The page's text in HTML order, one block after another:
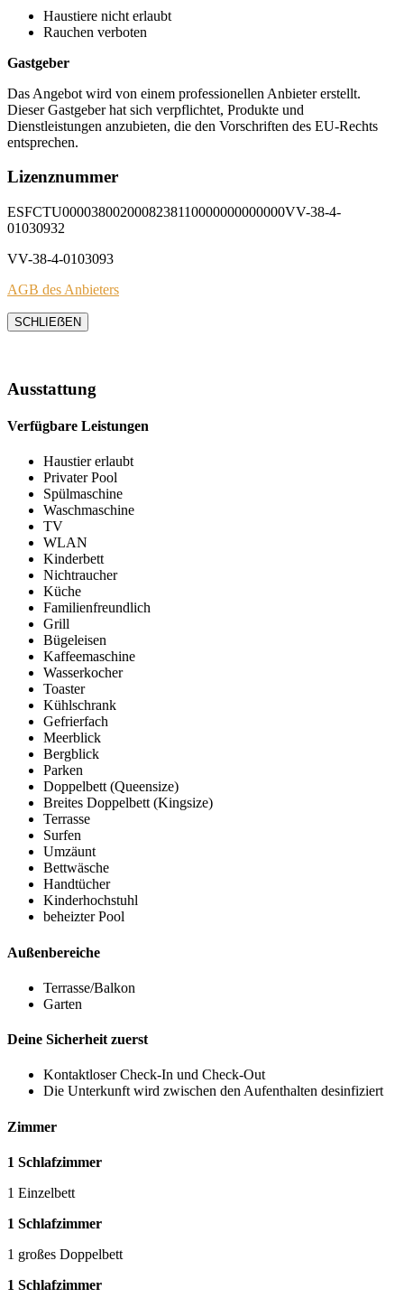
Haustiere nicht erlaubt
Rauchen verboten
Gastgeber
Das Angebot wird von einem professionellen Anbieter erstellt.
Dieser Gastgeber hat sich verpflichtet, Produkte und
Dienstleistungen anzubieten, die den Vorschriften des EU-Rechts
entsprechen.
Lizenznummer
ESFCTU0000380020008238110000000000000VV-38-4-
01030932
VV-38-4-0103093
AGB des Anbieters
SCHLIEẞEN
Ausstattung
Verfügbare Leistungen
Haustier erlaubt
Privater Pool
Spülmaschine
Waschmaschine
TV
WLAN
Kinderbett
Nichtraucher
Küche
Familienfreundlich
Grill
Bügeleisen
Kaffeemaschine
Wasserkocher
Toaster
Kühlschrank
Gefrierfach
Meerblick
Bergblick
Parken
Doppelbett (Queensize)
Breites Doppelbett (Kingsize)
Terrasse
Surfen
Umzäunt
Bettwäsche
Handtücher
Kinderhochstuhl
beheizter Pool
Außenbereiche
Terrasse/Balkon
Garten
Deine Sicherheit zuerst
Kontaktloser Check-In und Check-Out
Die Unterkunft wird zwischen den Aufenthalten desinfiziert
Zimmer
1 Schlafzimmer
1 Einzelbett
1 Schlafzimmer
1 großes Doppelbett
1 Schlafzimmer